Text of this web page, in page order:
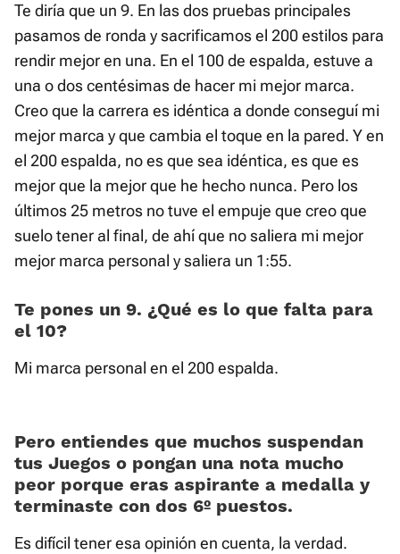
Te diría que un 9. En las dos pruebas principales
pasamos de ronda y sacrificamos el 200 estilos para
rendir mejor en una. En el 100 de espalda, estuve a
una o dos centésimas de hacer mi mejor marca.
Creo que la carrera es idéntica a donde conseguí mi
mejor marca y que cambia el toque en la pared. Y en
el 200 espalda, no es que sea idéntica, es que es
mejor que la mejor que he hecho nunca. Pero los
últimos 25 metros no tuve el empuje que creo que
suelo tener al final, de ahí que no saliera mi mejor
mejor marca personal y saliera un 1:55.
Te pones un 9. ¿Qué es lo que falta para
el 10?
Mi marca personal en el 200 espalda.
Pero entiendes que muchos suspendan
tus Juegos o pongan una nota mucho
peor porque eras aspirante a medalla y
terminaste con dos 6º puestos.
Es difícil tener esa opinión en cuenta, la verdad.